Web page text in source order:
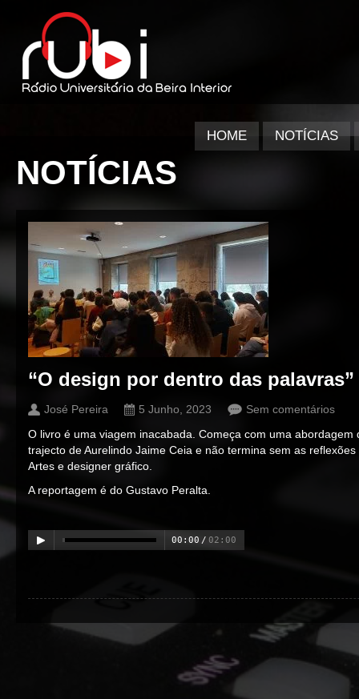
HOME NOTÍCIAS
NOTÍCIAS
“O design por dentro das
José Pereira 5 Junho, 2023
Sem comentários
O livro é uma viagem inacabada. Começa com uma abordagem
trajecto de Aurelindo Jaime Ceia e não termina sem as
Artes e designer gráfico.
A reportagem é do Gustavo Peralta.
00:00 / 02:00